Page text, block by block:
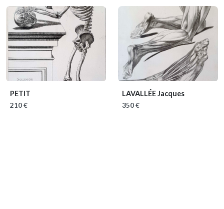
PETIT
210 €
LAVALLÉE Jacques
350 €